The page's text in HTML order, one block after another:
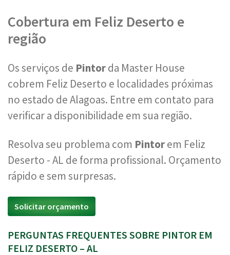
Cobertura em Feliz Deserto e
região
Os serviços de Pintorda Master House
cobrem Feliz Deserto e localidades próximas
no estado de Alagoas. Entre em contato para
verificar a disponibilidade em sua região.
Resolva seu problema com Pintorem Feliz
Deserto - AL de forma profissional. Orçamento
rápido e sem surpresas.
Solicitar orçamento
PERGUNTAS FREQUENTES SOBRE PINTOR EM
FELIZ DESERTO – AL